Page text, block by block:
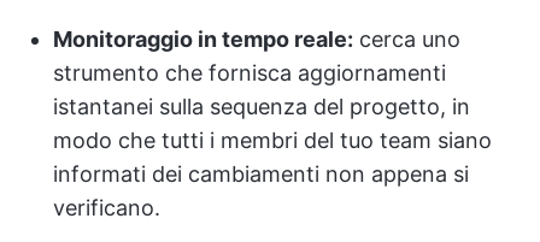
Monitoraggio in tempo reale: cerca uno
strumento che fornisca aggiornamenti
istantanei sulla sequenza del progetto, in
modo che tutti i membri del tuo team siano
informati dei cambiamenti non appena si
verificano.